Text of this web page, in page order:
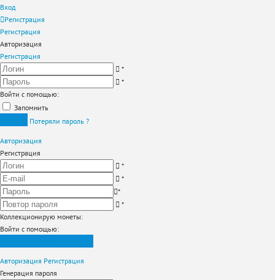
Вход
Регистрация
Регистрация
Авторизация
Регистрация
*
*
Войти с помощью:
Запомнить
Потеряли пароль ?
Авторизация
Регистрация
*
*
*
*
Коллекционирую монеты:
Войти с помощью:
Авторизация Регистрация
Генерация пароля